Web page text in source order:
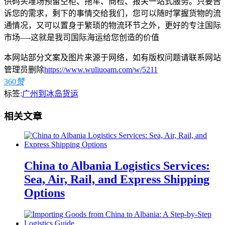
诉您的需求，剩下的事情交给我们，您可以随时掌握货物的流
通情况，又可以置身于繁琐的物流环节之外，更好的专注国际
市场—-这就是我司国际海运给您创造的价值
本网站部分文案及图片来源于网络，如有版权问题请联系网站
管理员删除https://www.wuliuoam.com/w/5211
360赞
标签:广州到冰岛货运
相关文章
China to Albania Logistics Services:
Sea, Air, Rail, and Express Shipping
Options